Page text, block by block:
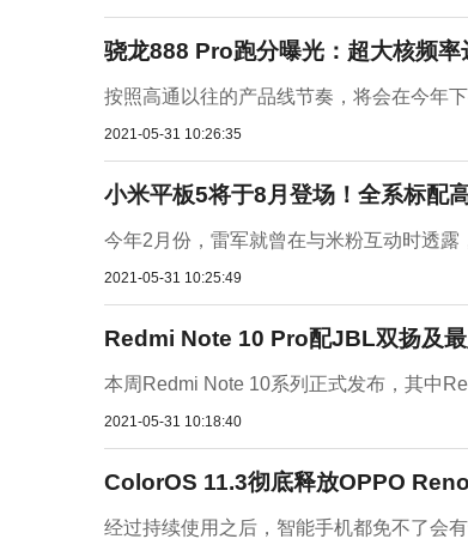
骁龙888 Pro跑分曝光：超大核频率
按照高通以往的产品线节奏，将会在今年
2021-05-31 10:26:35
小米平板5将于8月登场！全系标配
今年2月份，雷军就曾在与米粉互动时透
2021-05-31 10:25:49
Redmi Note 10 Pro配JBL双扬及
本周Redmi Note 10系列正式发布，其中
2021-05-31 10:18:40
ColorOS 11.3彻底释放OPPO
经过持续使用之后，智能手机都免不了会